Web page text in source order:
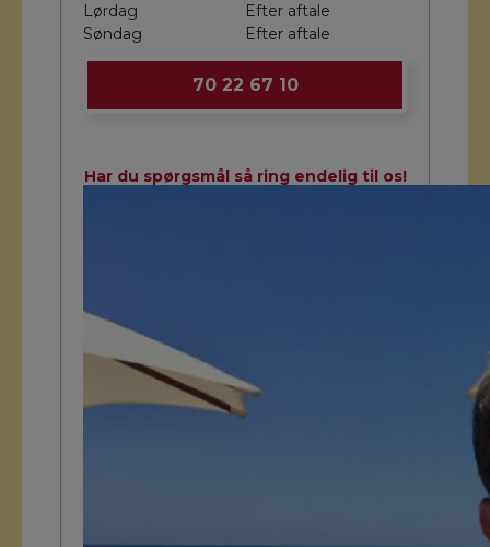
Lørdag
Søndag
Efter aftale
Efter aftale
70 22 67 10
Har du spørgsmål så ring endelig til os!